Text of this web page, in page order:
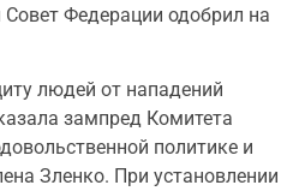
Федерации одобрил на
людей от нападений
зампред Комитета
политике и
Зленко. При установлении